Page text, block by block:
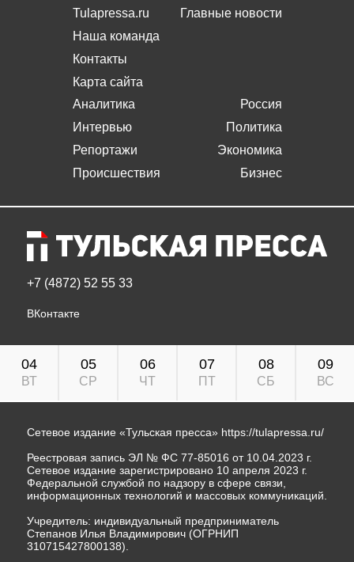
Tulapressa.ru
Наша команда
Контакты
Карта сайта
Главные новости
Аналитика
Интервью
Репортажи
Происшествия
Россия
Политика
Экономика
Бизнес
+7 (4872) 52 55 33
ВКонтакте
04
ВТ
05
СР
06
ЧТ
07
ПТ
08
СБ
09
ВС
Сетевое издание «Тульская пресса» https://tulapressa.ru/
Реестровая запись ЭЛ № ФС 77-85016 от 10.04.2023 г.
Сетевое издание зарегистрировано 10 апреля 2023 г.
Федеральной службой по надзору в сфере связи,
информационных технологий и массовых коммуникаций.
Учредитель: индивидуальный предприниматель
Степанов Илья Владимирович (ОГРНИП
310715427800138).